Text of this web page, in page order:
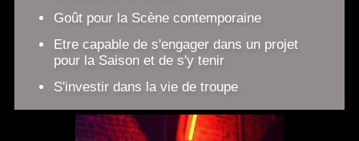
Goût pour la Scène contemporaine
Etre capable de s'engager dans un projet
pour la Saison et de s'y tenir
S'investir dans la vie de troupe